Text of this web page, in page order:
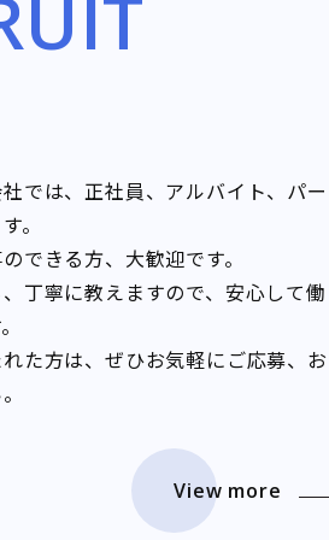
では、正社員、アルバイト、パー
。
できる方、大歓迎です。
丁寧に教えますので、安心して働
た方は、ぜひお気軽にご応募、お
View more